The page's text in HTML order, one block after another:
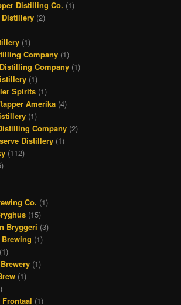
Distilling Co. (1)
Distillery(2)
(1)
Company(1)
Company(1)
(1)
Spirits(1)
Amerika(4)
(1)
Company(2)
Distillery(1)
(112)
Co. (1)
(15)
Bryggeri (3)
Brewing (1)
(1)
(1)
(1)
(1)